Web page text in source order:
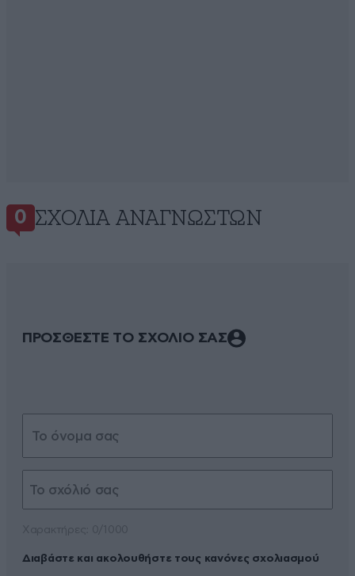
0 ΣΧΌΛΙΑ ΑΝΑΓΝΩΣΤΏΝ
ΠΡΟΣΘΕΣΤΕ ΤΟ ΣΧΟΛΙΟ ΣΑΣ
Διαβάστε και ακολουθήστε τους κανόνες σχολιασμού